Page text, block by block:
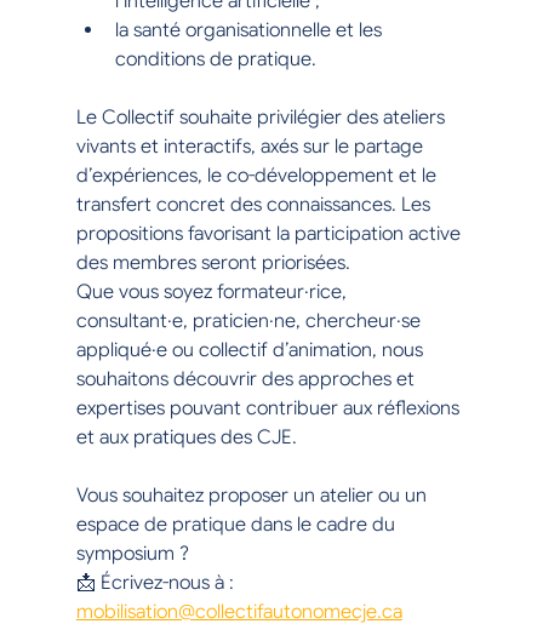
la santé organisationnelle et les
conditions de pratique.
Le Collectif souhaite privilégier des ateliers
vivants et interactifs, axés sur le partage
d’expériences, le co-développement et le
transfert concret des connaissances. Les
propositions favorisant la participation active
des membres seront priorisées.
Que vous soyez formateur·rice,
consultant·e, praticien·ne, chercheur·se
appliqué·e ou collectif d’animation, nous
souhaitons découvrir des approches et
expertises pouvant contribuer aux réflexions
et aux pratiques des CJE.
Vous souhaitez proposer un atelier ou un
espace de pratique dans le cadre du
symposium ?
📩 Écrivez-nous à :
mobilisation@collectifautonomecje.ca